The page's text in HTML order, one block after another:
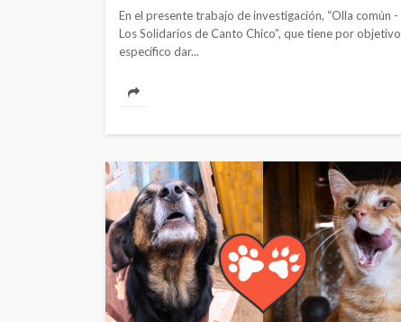
En el presente trabajo de investigación, “Olla común -
Los Solidarios de Canto Chico”, que tiene por objetivo
específico dar...